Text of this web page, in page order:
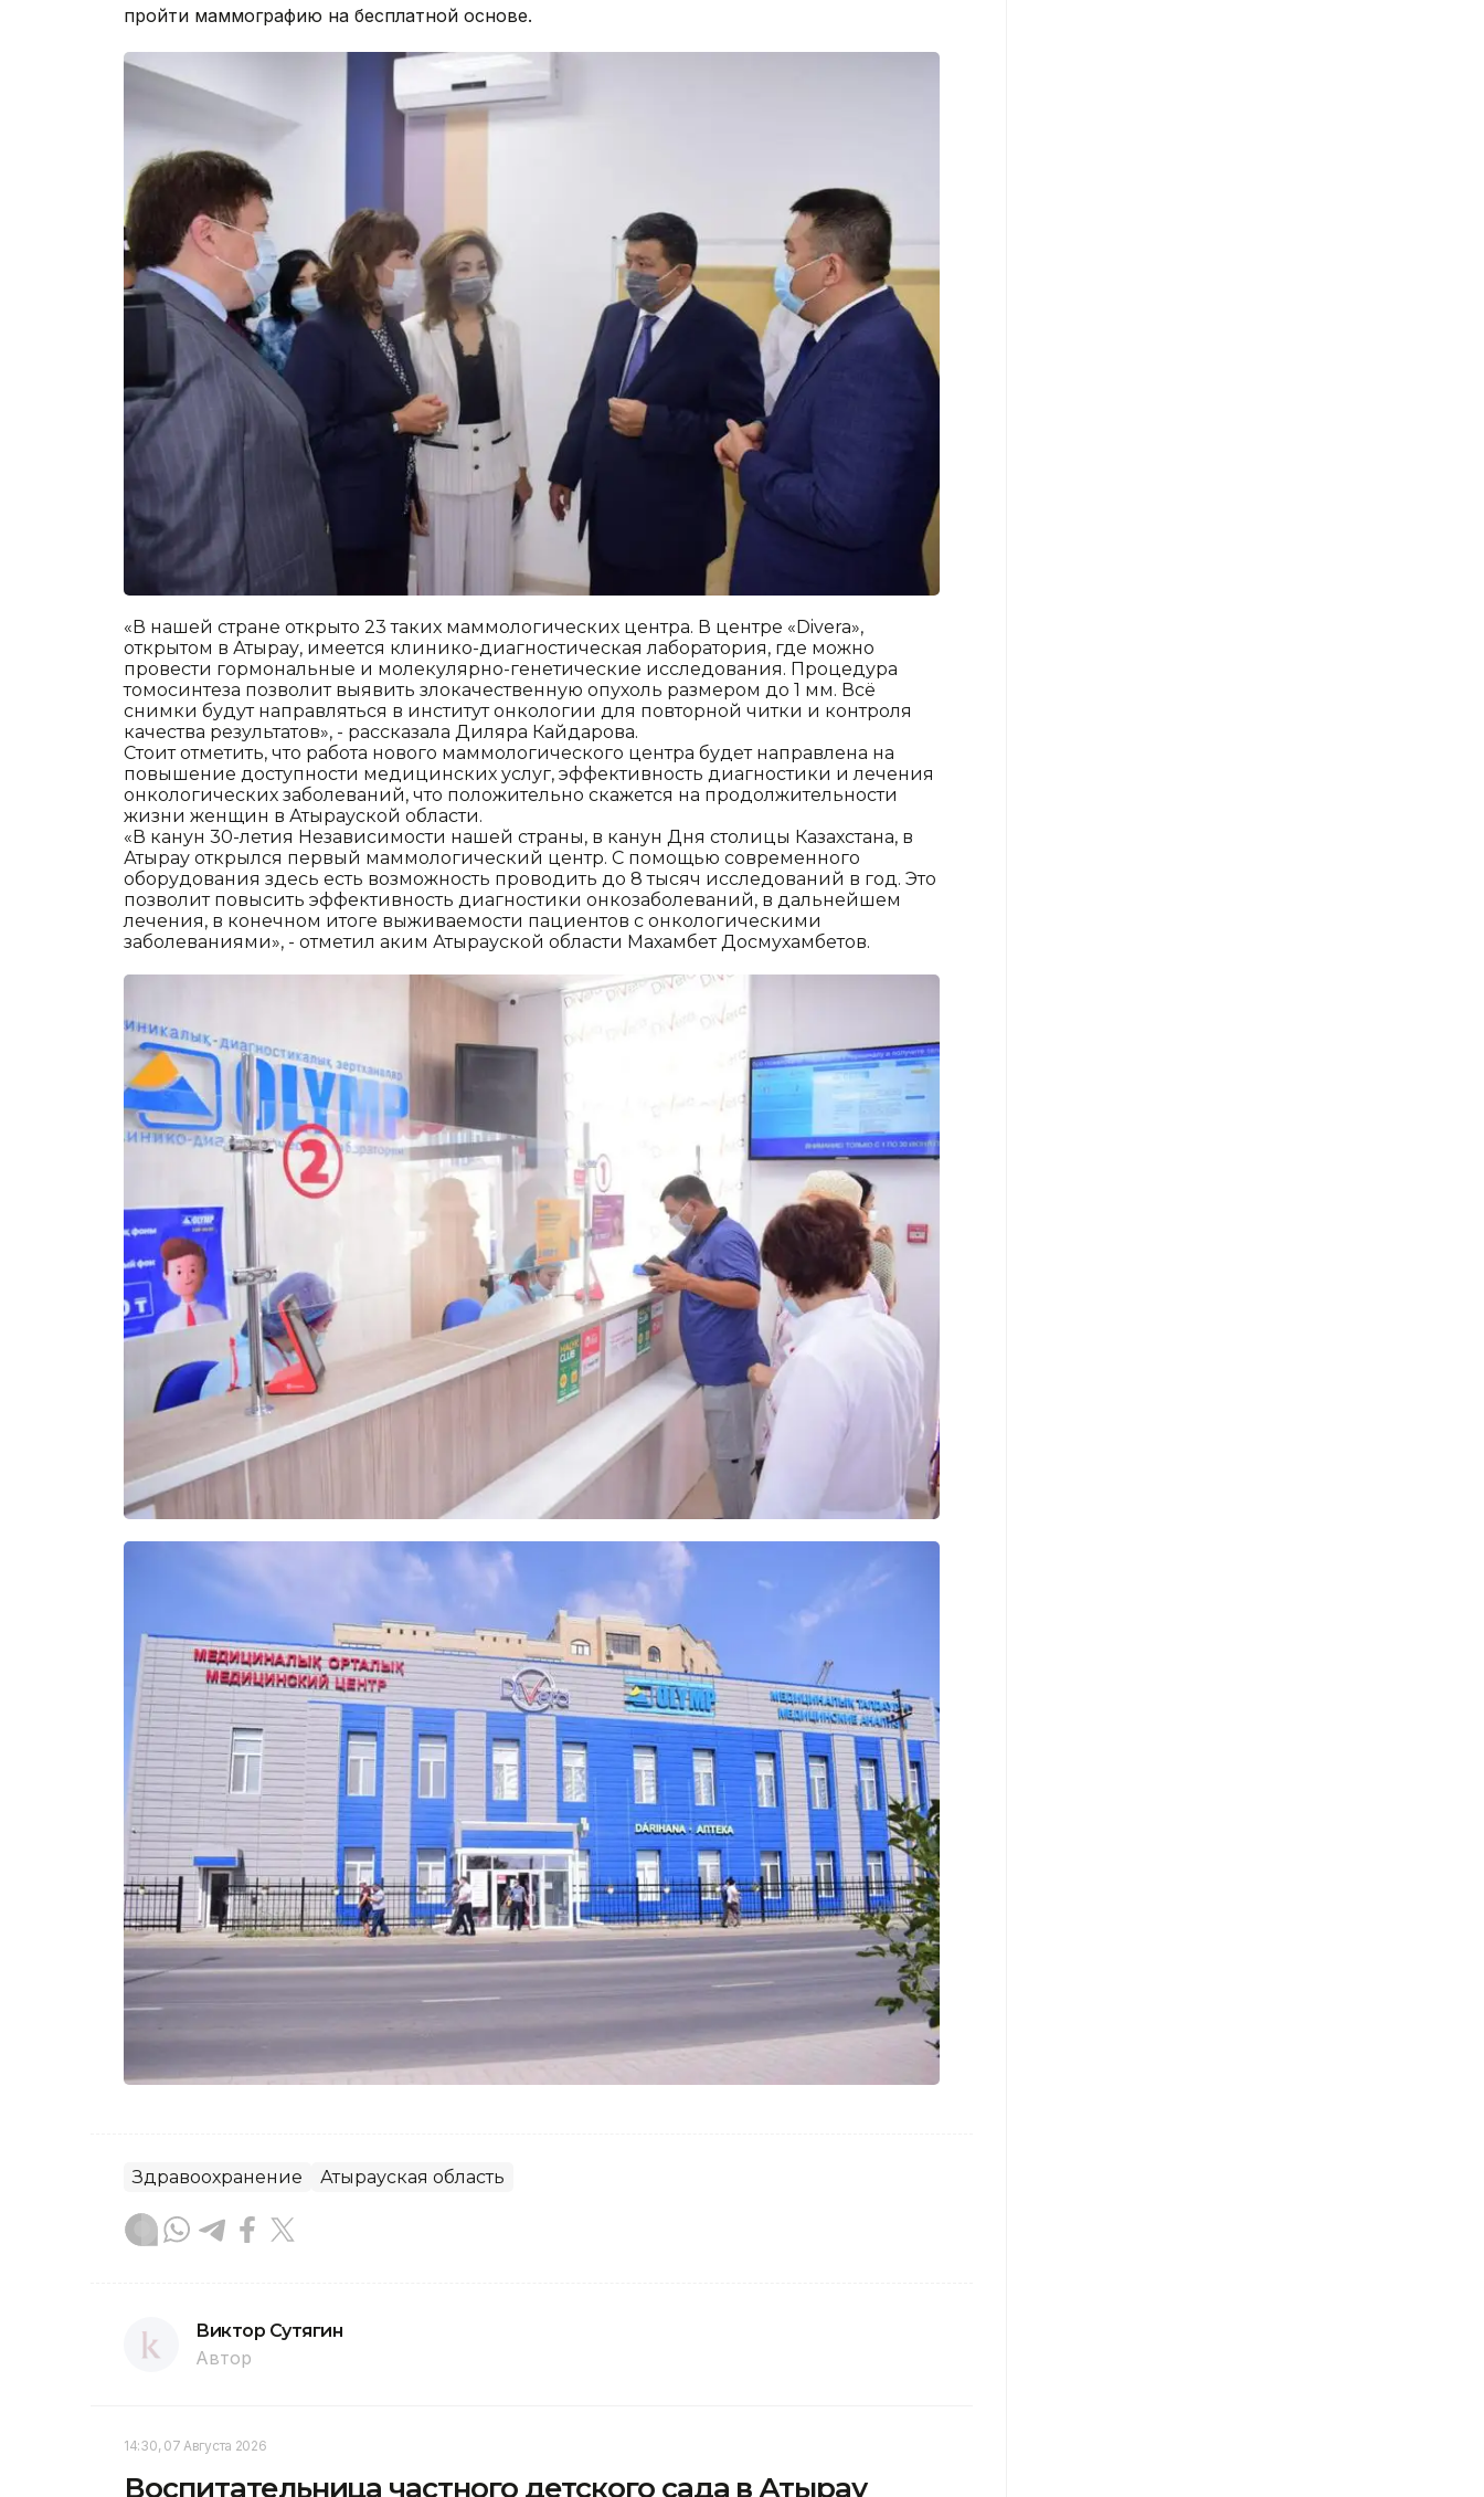
пройти маммографию на бесплатной основе.
«В нашей стране открыто 23 таких маммологических центра. В центре «Divera»,
открытом в Атырау, имеется клинико-диагностическая лаборатория, где можно
провести гормональные и молекулярно-генетические исследования. Процедура
томосинтеза позволит выявить злокачественную опухоль размером до 1 мм. Всё
снимки будут направляться в институт онкологии для повторной читки и контроля
качества результатов», - рассказала Диляра Кайдарова.
Стоит отметить, что работа нового маммологического центра будет направлена на
повышение доступности медицинских услуг, эффективность диагностики и лечения
онкологических заболеваний, что положительно скажется на продолжительности
жизни женщин в Атырауской области.
«В канун 30-летия Независимости нашей страны, в канун Дня столицы Казахстана, в
Атырау открылся первый маммологический центр. С помощью современного
оборудования здесь есть возможность проводить до 8 тысяч исследований в год. Это
позволит повысить эффективность диагностики онкозаболеваний, в дальнейшем
лечения, в конечном итоге выживаемости пациентов с онкологическими
заболеваниями», - отметил аким Атырауской области Махамбет Досмухамбетов.
Здравоохранение Атырауская область
Виктор Сутягин
Автор
14:30, 07 Августа 2026
Воспитательница частного детского сада в Атырау